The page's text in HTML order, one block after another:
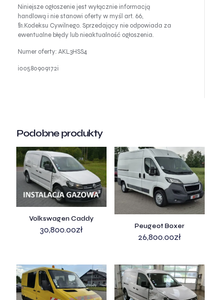
Niniejsze ogłoszenie jest wyłącznie informacją
handlową i nie stanowi oferty w myśl art. 66,
§1.Kodeksu Cywilnego. Sprzedający nie odpowiada za
ewentualne błędy lub nieaktualność ogłoszenia.
Numer oferty: AKL3HSS4
i00580909172i
Podobne produkty
Volkswagen Caddy
30,800.00zł Peugeot Boxer
26,800.00zł